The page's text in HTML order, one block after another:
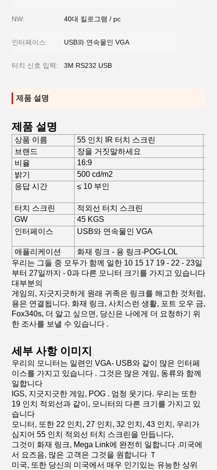
NW: 40대 킬로그램 / pc
인터페이스: USB와 연속물인 VGA
터치 신호 입력: 3M RS232 USB
제품 설명
제품 설명
상품 이름 55 인치 IR 터치 스크린
브랜드
장을 거짓말하세요
비율
16:9
밝기
500 cd/m2
응답 시간
≤ 10 부인
터치 스크린 적외선 터치 스크린
GW
45 KGS
인터페이스
USB와 연속물인 VGA
애플리케이션 화재 링크 - 용 링크-POG-LOL
우리는 그들 중 모두가 함께 일한 10 15 17 19 - 22 - 23일
부터 27일까지 - 0과 다른 모니터 크기를 가지고 있습니다
대부분의
게임의, 지긋지긋하게 원래 귀족은 링크를 해고한 것처럼,
용은 연결됩니다. 화재 링크, 사치스런 생활, 포트 오우 금,
Fox340s, 더 알고 싶으면, 당신은 나에게 더 요청하기 위
한 조사를 보낼 수 있습니다 .